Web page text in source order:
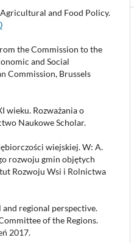
Agricultural and Food Policy.
the Commission to the
and Social
Commission, Brussels
wieku. Rozważania o
Naukowe Scholar.
wiejskiej. W: A.
rozwoju gmin objętych
Rozwoju Wsi i Rolnictwa
regional perspective.
of the Regions.
2017.